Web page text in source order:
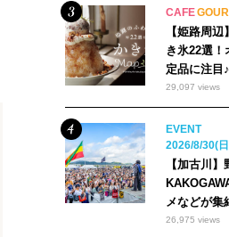
CAFE
【姫路周
き氷22選
定品に注目
29,097 views
EVENT
2026/8/30(
【加古川
メなどが集
26,975 views